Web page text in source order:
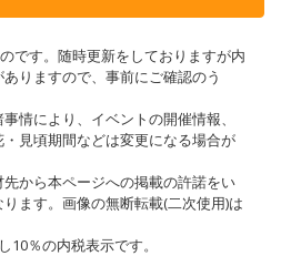
です。随時更新をしておりますが内
りますので、事前にご確認のう
情により、イベントの開催情報、
見頃期間などは変更になる場合が
から本ページへの掲載の許諾をい
ます。画像の無断転載(二次使用)は
％の内税表示です。